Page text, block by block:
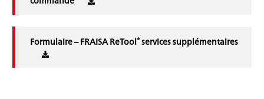
Formulaire – FRAISA ReTool® services supplémentaires